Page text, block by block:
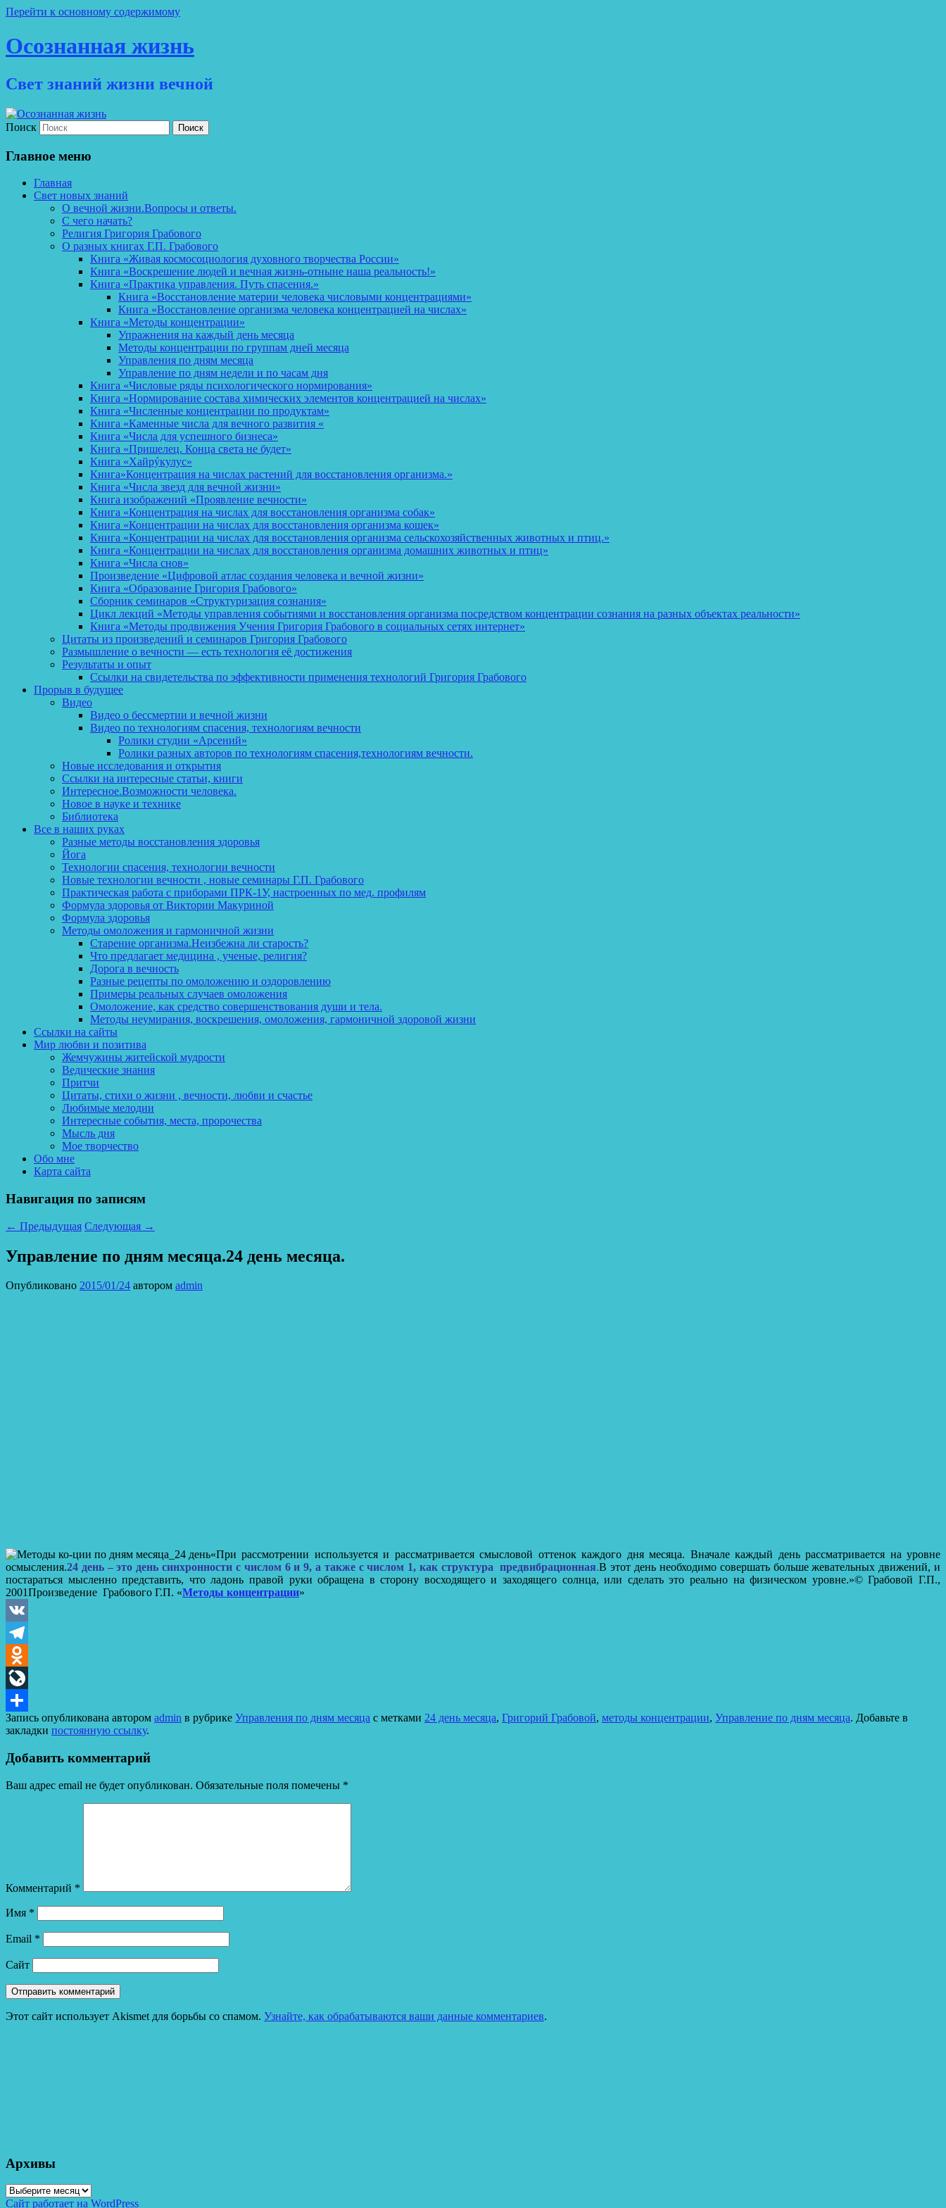
Перейти к основному содержимому
Осознанная жизнь
Свет знаний жизни вечной
Поиск
Главное меню
Главная
Свет новых знаний
О вечной жизни.Вопросы и ответы.
С чего начать?
Религия Григория Грабового
О разных книгах Г.П. Грабового
Книга «Живая космосоциология духовного творчества России»
Книга «Воскрешение людей и вечная жизнь-отныне наша реальность!»
Книга «Практика управления. Путь спасения.»
Книга «Восстановление материи человека числовыми концентрациями»
Книга «Восстановление организма человека концентрацией на числах»
Книга «Методы концентрации»
Упражнения на каждый день месяца
Методы концентрации по группам дней месяца
Управления по дням месяца
Управление по дням недели и по часам дня
Книга «Числовые ряды психологического нормирования»
Книга «Нормирование состава химических элементов концентрацией на числах»
Книга «Численные концентрации по продуктам»
Книга «Каменные числа для вечного развития «
Книга «Числа для успешного бизнеса»
Книга «Пришелец. Конца света не будет»
Книга «Хайрýкулус»
Книга»Концентрация на числах растений для восстановления организма.»
Книга «Числа звезд для вечной жизни»
Книга изображений «Проявление вечности»
Книга «Концентрация на числах для восстановления организма собак»
Книга «Концентрации на числах для восстановления организма кошек»
Книга «Концентрации на числах для восстановления организма сельскохозяйственных животных и птиц.»
Книга «Концентрации на числах для восстановления организма домашних животных и птиц»
Книга «Числа снов»
Произведение «Цифровой атлас создания человека и вечной жизни»
Книга «Образование Григория Грабового»
Сборник семинаров «Структуризация сознания»
Цикл лекций «Методы управления событиями и восстановления организма посредством концентрации сознания на разных объектах реальности»
Книга «Методы продвижения Учения Григория Грабового в социальных сетях интернет»
Цитаты из произведений и семинаров Григория Грабового
Размышление о вечности — есть технология её достижения
Результаты и опыт
Ссылки на свидетельства по эффективности применения технологий Григория Грабового
Прорыв в будущее
Видео
Видео о бессмертии и вечной жизни
Видео по технологиям спасения, технологиям вечности
Ролики студии «Арсений»
Ролики разных авторов по технологиям спасения,технологиям вечности.
Новые исследования и открытия
Ссылки на интересные статьи, книги
Интересное.Возможности человека.
Новое в науке и технике
Библиотека
Все в наших руках
Разные методы восстановления здоровья
Йога
Технологии спасения, технологии вечности
Новые технологии вечности , новые семинары Г.П. Грабового
Практическая работа с приборами ПРК-1У, настроенных по мед. профилям
Формула здоровья от Виктории Макуриной
Формула здоровья
Методы омоложения и гармоничной жизни
Старение организма.Неизбежна ли старость?
Что предлагает медицина , ученые, религия?
Дорога в вечность
Разные рецепты по омоложению и оздоровлению
Примеры реальных случаев омоложения
Омоложение, как средство совершенствования души и тела.
Методы неумирания, воскрешения, омоложения, гармоничной здоровой жизни
Ссылки на сайты
Мир любви и позитива
Жемчужины житейской мудрости
Ведические знания
Притчи
Цитаты, стихи о жизни , вечности, любви и счастье
Любимые мелодии
Интересные события, места, пророчества
Мысль дня
Мое творчество
Обо мне
Карта сайта
Навигация по записям
← Предыдущая Следующая →
Управление по дням месяца.24 день месяца.
Опубликовано 2015/01/24 автором admin
«При рассмотрении используется и рассматривается смысловой оттенок каждого дня месяца. Вначале каждый день рассматривается на уровне
осмысления.24 день – это день синхронности с числом 6 и 9, а также с числом 1, как структура предвибрационная.В этот день необходимо совершать больше жевательных движений, и
постараться мысленно представить, что ладонь правой руки обращена в сторону восходящего и заходящего солнца, или сделать это реально на физическом уровне.»© Грабовой Г.П.,
2001Произведение Грабового Г.П. «Методы концентрации»
VK
Telegram
Odnoklassniki
LiveJournal
Отправить
Запись опубликована автором admin в рубрике Управления по дням месяца с метками 24 день месяца, Григорий Грабовой, методы концентрации, Управление по дням месяца. Добавьте в
закладки постоянную ссылку.
Добавить комментарий
Ваш адрес email не будет опубликован. Обязательные поля помечены *
Комментарий *
Имя *
Email *
Сайт
Этот сайт использует Akismet для борьбы со спамом. Узнайте, как обрабатываются ваши данные комментариев.
Архивы
Архивы
Сайт работает на WordPress